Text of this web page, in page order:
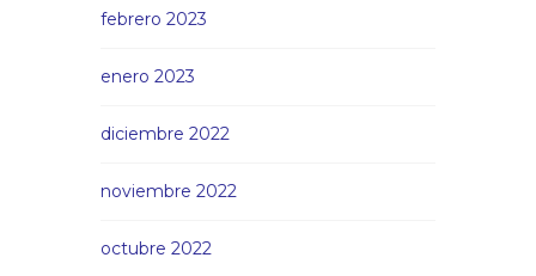
febrero 2023
enero 2023
diciembre 2022
noviembre 2022
octubre 2022